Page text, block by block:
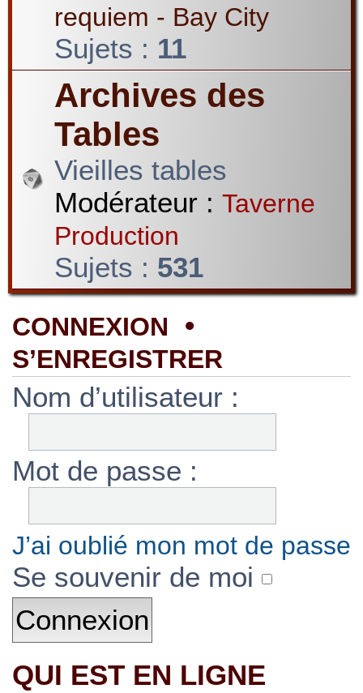
requiem - Bay City
Sujets : 11
Archives des
Tables
Vieilles tables
Modérateur : Taverne
Production
Sujets : 531
CONNEXION •
S’ENREGISTRER
Nom d’utilisateur :
Mot de passe :
J’ai oublié mon mot de passe
Se souvenir de moi
QUI EST EN LIGNE